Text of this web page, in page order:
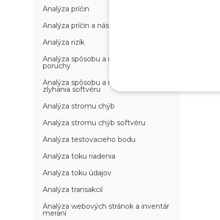
Analýza príčin
Analýza príčin a následkov
Analýza rizík
Analýza spôsobu a následkov
poruchy
Analýza spôsobu a následkov
zlyhania softvéru
Analýza stromu chýb
Analýza stromu chýb softvéru
Analýza testovacieho bodu
Analýza toku riadenia
Analýza toku údajov
Analýza transakcií
Analýza webových stránok a inventár
meraní